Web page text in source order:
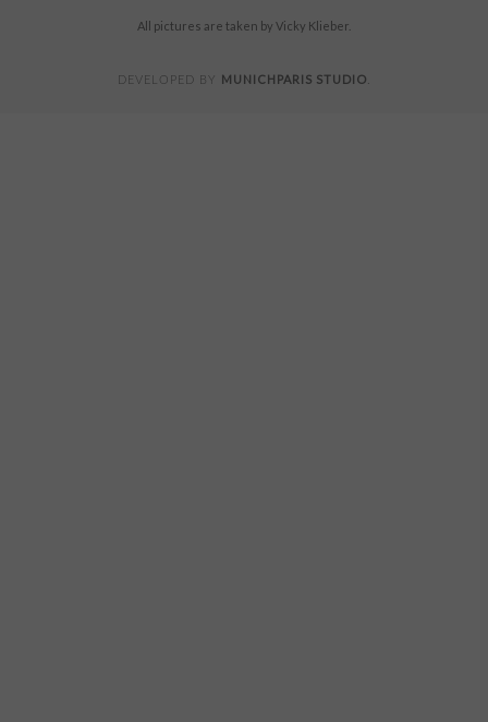
All pictures are taken by Vicky Klieber.
DEVELOPED BY MUNICHPARIS STUDIO